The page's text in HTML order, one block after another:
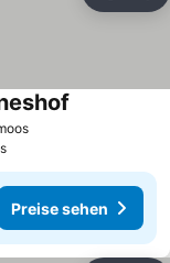
Preise sehen
Preise sehen